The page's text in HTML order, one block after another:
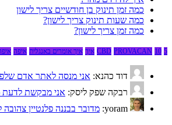
כמה זמן תינוק בן חודשיים צריך לישון
כמה שעות תינוק צריך לישון?
כמה זמן צריך לישון?
5
10
CBD PROVACAN איך איך אומרים באנגלית איפה
דוד כהנא: אני מנסה לאתר אדם שלפני
רבקה שפק ליסק: אני מבקשת לדעת
yoram: מדובר בבננה פלנטיין צהובה